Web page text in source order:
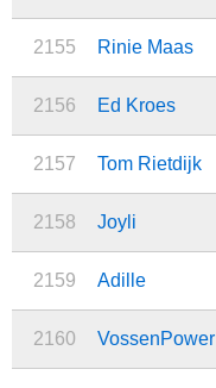
2155 Rinie Maas
2156 Ed Kroes
2157 Tom Rietdijk
2158 Joyli
2159 Adille
2160 VossenPower